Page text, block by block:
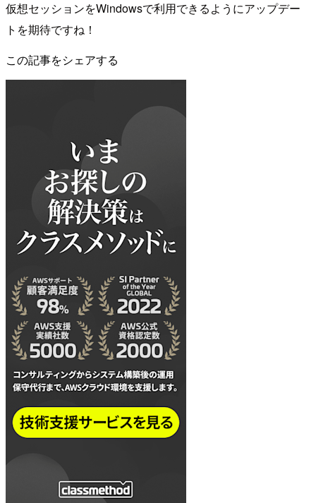
仮想セッションをWindowsで利用できるようにアップデー
トを期待ですね！
この記事をシェアする